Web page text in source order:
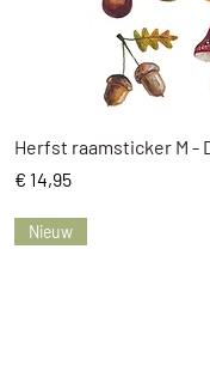
Herfst raamsticker M -
Prijs
€ 14,95
Nieuw